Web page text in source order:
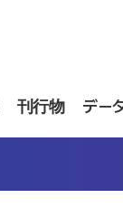
刊行物 デー